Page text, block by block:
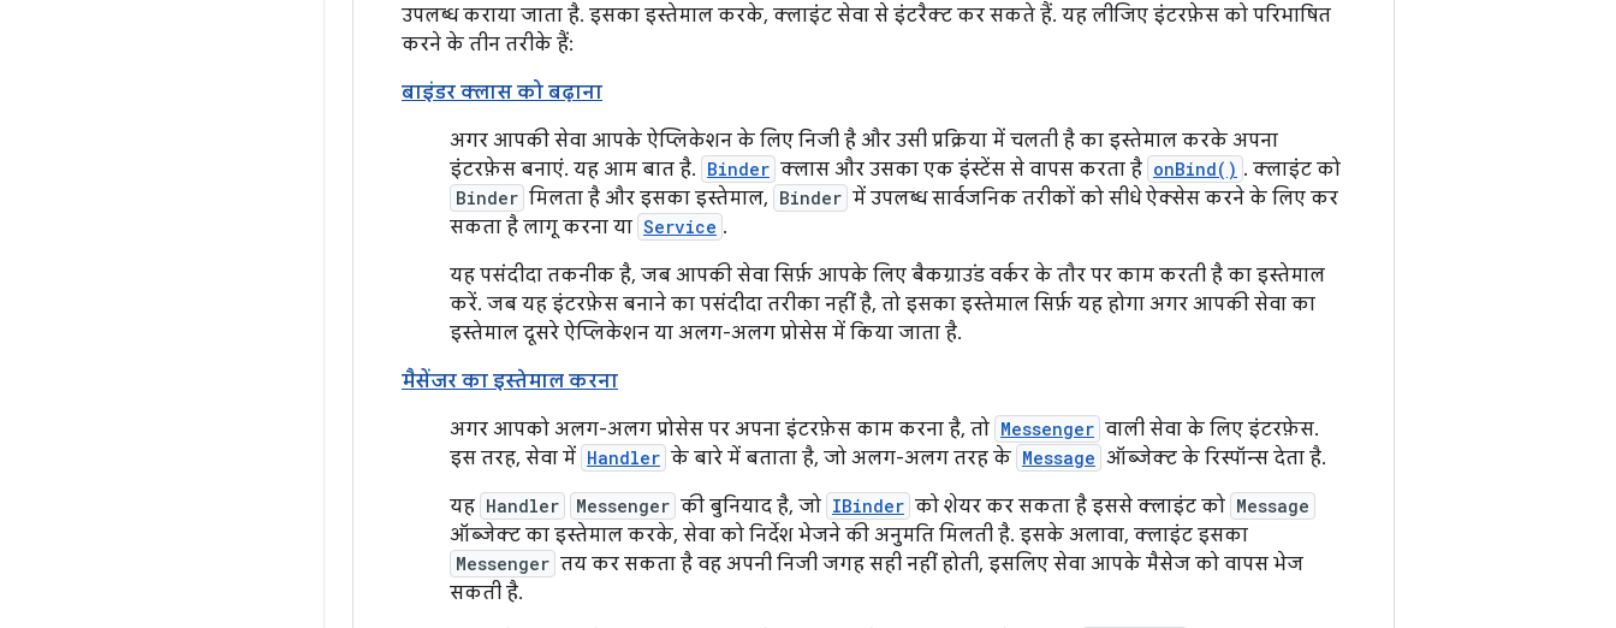
उपलब्ध कराया जाता है. इसका इस्तेमाल करके, क्लाइंट सेवा से इंटरैक्ट कर सकते हैं. यह लीजिए इंटरफ़ेस को परिभाषित
करने के तीन तरीके हैं:
बाइंडर क्लास को बढ़ाना
अगर आपकी सेवा आपके ऐप्लिकेशन के लिए निजी है और उसी प्रक्रिया में चलती है का इस्तेमाल करके अपना
इंटरफ़ेस बनाएं. यह आम बात है. Binder क्लास और उसका एक इंस्टेंस से वापस करता है onBind() . क्लाइंट को
Binder मिलता है और इसका इस्तेमाल, Binder में उपलब्ध सार्वजनिक तरीकों को सीधे ऐक्सेस करने के लिए कर
सकता है लागू करना या Service .
यह पसंदीदा तकनीक है, जब आपकी सेवा सिर्फ़ आपके लिए बैकग्राउंड वर्कर के तौर पर काम करती है का इस्तेमाल
करें. जब यह इंटरफ़ेस बनाने का पसंदीदा तरीका नहीं है, तो इसका इस्तेमाल सिर्फ़ यह होगा अगर आपकी सेवा का
इस्तेमाल दूसरे ऐप्लिकेशन या अलग-अलग प्रोसेस में किया जाता है.
मैसेंजर का इस्तेमाल करना
अगर आपको अलग-अलग प्रोसेस पर अपना इंटरफ़ेस काम करना है, तो Messenger वाली सेवा के लिए इंटरफ़ेस.
इस तरह, सेवा में Handler के बारे में बताता है, जो अलग-अलग तरह के Message ऑब्जेक्ट के रिस्पॉन्स देता है.
यह Handler Messenger की बुनियाद है, जो IBinder को शेयर कर सकता है इससे क्लाइंट को Message
ऑब्जेक्ट का इस्तेमाल करके, सेवा को निर्देश भेजने की अनुमति मिलती है. इसके अलावा, क्लाइंट इसका
Messenger तय कर सकता है वह अपनी निजी जगह सही नहीं होती, इसलिए सेवा आपके मैसेज को वापस भेज
सकती है.